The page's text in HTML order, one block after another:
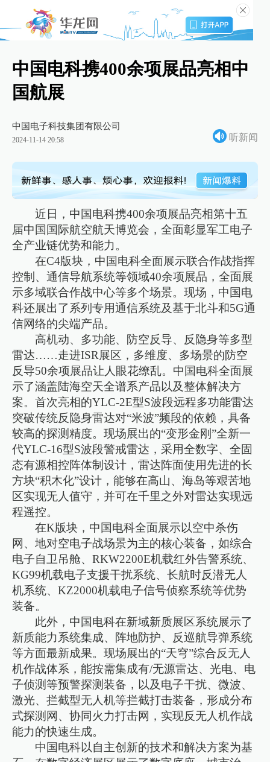
中国电科携400余项展品亮相中
国航展
中国电子科技集团有限公司
2024-11-14 20:58 听新闻
近日，中国电科携400余项展品亮相第十五
届中国国际航空航天博览会，全面彰显军工电子
全产业链优势和能力。
在C4版块，中国电科全面展示联合作战指挥
控制、通信导航系统等领域40余项展品，全面展
示多域联合作战中心等多个场景。现场，中国电
科还展出了系列专用通信系统及基于北斗和5G通
信网络的尖端产品。
高机动、多功能、防空反导、反隐身等多型
雷达……走进ISR展区，多维度、多场景的防空
反导50余项展品让人眼花缭乱。中国电科全面展
示了涵盖陆海空天全谱系产品以及整体解决方
案。首次亮相的YLC-2E型S波段远程多功能雷达
突破传统反隐身雷达对“米波”频段的依赖，具备
较高的探测精度。现场展出的“变形金刚”全新一
代YLC-16型S波段警戒雷达，采用全数字、全固
态有源相控阵体制设计，雷达阵面使用先进的长
方块“积木化”设计，能够在高山、海岛等艰苦地
区实现无人值守，并可在千里之外对雷达实现远
程遥控。
在K版块，中国电科全面展示以空中杀伤
网、地对空电子战场景为主的核心装备，如综合
电子自卫吊舱、RKW2200E机载红外告警系统、
KG99机载电子支援干扰系统、长航时反潜无人
机系统、KZ2000机载电子信号侦察系统等优势
装备。
此外，中国电科在新域新质展区系统展示了
新质能力系统集成、阵地防护、反巡航导弹系统
等方面最新成果。现场展出的“天穹”综合反无人
机作战体系，能按需集成有/无源雷达、光电、电
子侦测等预警探测装备，以及电子干扰、微波、
激光、拦截型无人机等拦截打击装备，形成分布
式探测网、协同火力打击网，实现反无人机作战
能力的快速生成。
中国电科以自主创新的技术和解决方案为基